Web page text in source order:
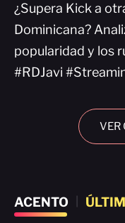
¿Supera Kick a
Dominicana?
popularidad y los
#RDJavi
VER
ACENTO